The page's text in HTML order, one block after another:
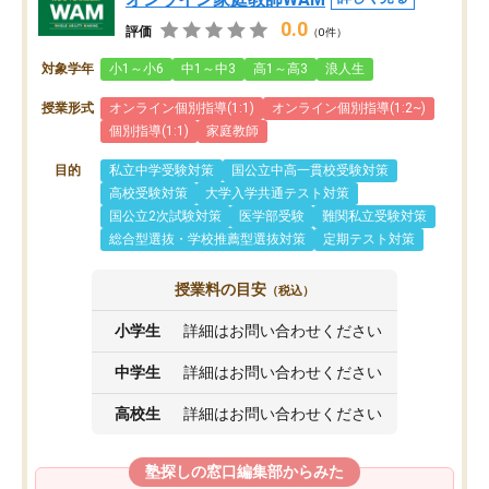
評価 0.0 （0件）
対象学年 小1～小6 中1～中3 高1～高3 浪人生
授業形式 オンライン個別指導(1:1)
オンライン個別指導(1:2~)
個別指導(1:1)
家庭教師
目的 私立中学受験対策
国公立中高一貫校受験対策
高校受験対策
大学入学共通テスト対策
国公立2次試験対策
医学部受験
難関私立受験対策
総合型選抜・学校推薦型選抜対策
定期テスト対策
授業料の目安 （税込）
小学生 詳細はお問い合わせください
中学生 詳細はお問い合わせください
高校生 詳細はお問い合わせください
塾探しの窓口編集部からみた